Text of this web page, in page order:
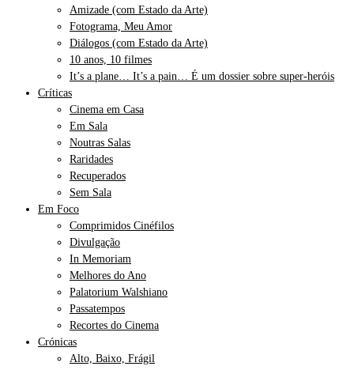
Amizade (com Estado da Arte)
Fotograma, Meu Amor
Diálogos (com Estado da Arte)
10 anos, 10 filmes
It’s a plane… It’s a pain… É um dossier sobre super-heróis
Críticas
Cinema em Casa
Em Sala
Noutras Salas
Raridades
Recuperados
Sem Sala
Em Foco
Comprimidos Cinéfilos
Divulgação
In Memoriam
Melhores do Ano
Palatorium Walshiano
Passatempos
Recortes do Cinema
Crónicas
Alto, Baixo, Frágil